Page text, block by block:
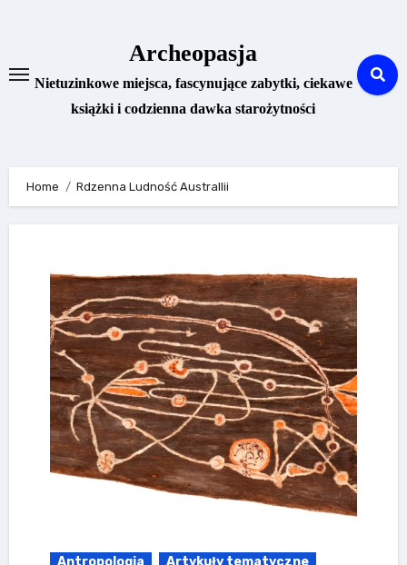
Archeopasja
Nietuzinkowe miejsca, fascynujące zabytki, ciekawe
książki i codzienna dawka starożytności
Home Rdzenna Ludność Australlii
Antropologia
Artykuły tematyczne